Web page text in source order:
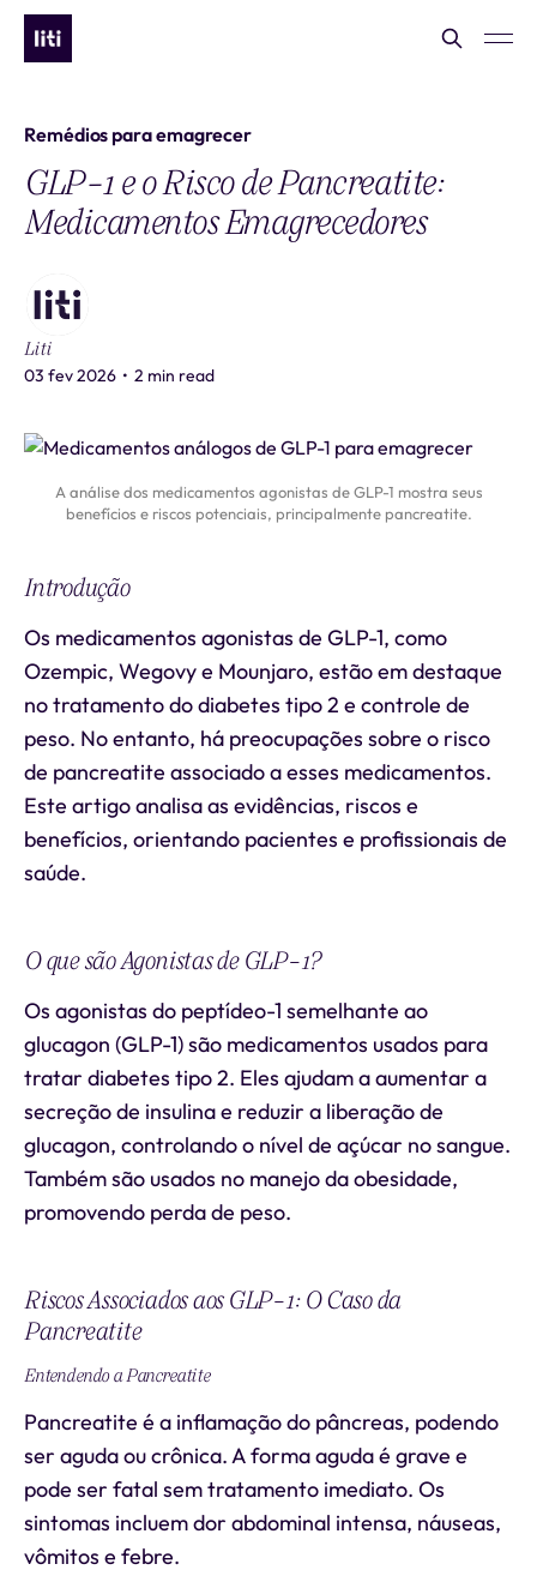
Remédios para emagrecer
GLP-1 e o Risco de Pancreatite:
Medicamentos Emagrecedores
Liti
03 fev 2026 • 2 min read
A análise dos medicamentos agonistas de GLP-1 mostra seus
benefícios e riscos potenciais, principalmente pancreatite.
Introdução
Os medicamentos agonistas de GLP-1, como
Ozempic, Wegovy e Mounjaro, estão em destaque
no tratamento do diabetes tipo 2 e controle de
peso. No entanto, há preocupações sobre o risco
de pancreatite associado a esses medicamentos.
Este artigo analisa as evidências, riscos e
benefícios, orientando pacientes e profissionais de
saúde.
O que são Agonistas de GLP-1?
Os agonistas do peptídeo-1 semelhante ao
glucagon (GLP-1) são medicamentos usados para
tratar diabetes tipo 2. Eles ajudam a aumentar a
secreção de insulina e reduzir a liberação de
glucagon, controlando o nível de açúcar no sangue.
Também são usados no manejo da obesidade,
promovendo perda de peso.
Riscos Associados aos GLP-1: O Caso da
Pancreatite
Entendendo a Pancreatite
Pancreatite é a inflamação do pâncreas, podendo
ser aguda ou crônica. A forma aguda é grave e
pode ser fatal sem tratamento imediato. Os
sintomas incluem dor abdominal intensa, náuseas,
vômitos e febre.